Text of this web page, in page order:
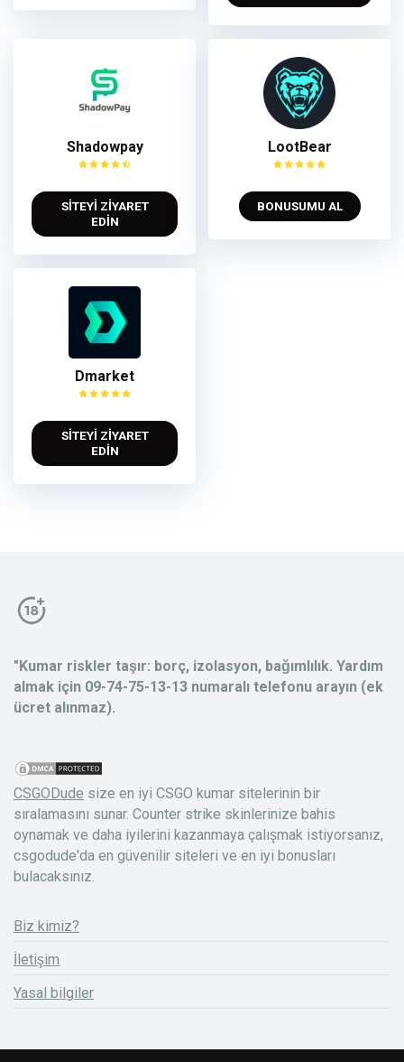
Shadowpay
SİTEYİ ZİYARET
EDİN
LootBear
BONUSUMU AL
Dmarket
SİTEYİ ZİYARET
EDİN
"Kumar riskler taşır: borç, izolasyon, bağımlılık. Yardım
almak için 09-74-75-13-13 numaralı telefonu arayın (ek
ücret alınmaz).
CSGODude size en iyi CSGO kumar sitelerinin bir
sıralamasını sunar. Counter strike skinlerinize bahis
oynamak ve daha iyilerini kazanmaya çalışmak istiyorsanız,
csgodude'da en güvenilir siteleri ve en iyi bonusları
bulacaksınız.
Biz kimiz?
İletişim
Yasal bilgiler